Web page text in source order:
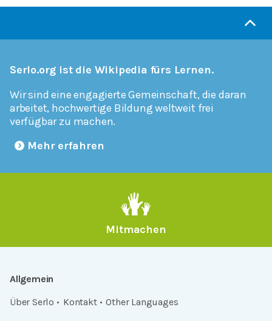
Serlo.org ist die Wikipedia fürs Lernen.
Wir sind eine engagierte Gemeinschaft, die daran
arbeitet, hochwertige Bildung weltweit frei
verfügbar zu machen.
Mehr erfahren
Mitmachen
Allgemein
Über Serlo
Kontakt Other Languages